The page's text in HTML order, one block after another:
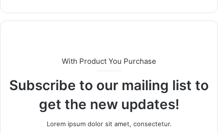
b
e
With Product You Purchase
Subscribe to our mailing list to
get the new updates!
Lorem ipsum dolor sit amet, consectetur.